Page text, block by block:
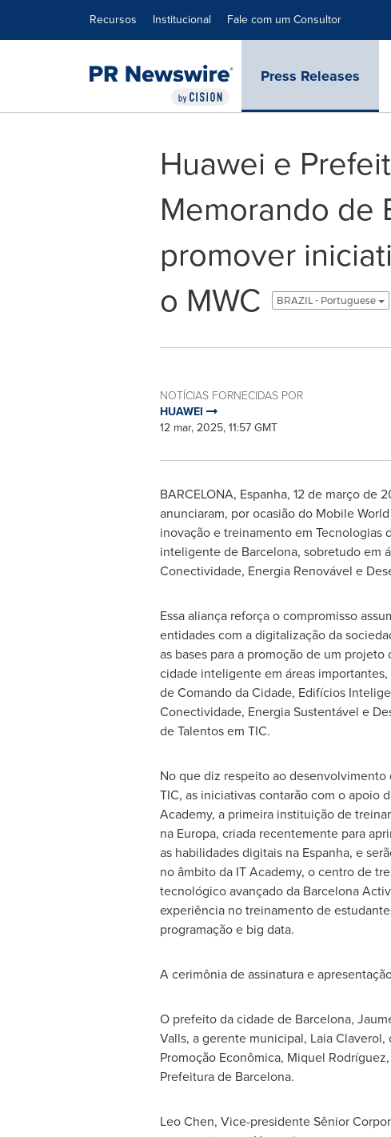
Recursos Institucional Fale com um Consultor
Press Releases
Huawei e
Memorando de
promover
o MWC
BRAZIL - Portuguese
NOTÍCIAS FORNECIDAS POR
HUAWEI
12 mar, 2025, 11:57 GMT
BARCELONA, Espanha, 12 de março de
anunciaram, por ocasião do Mobile
inovação e treinamento em Tecnologias
inteligente de Barcelona, sobretudo em
Conectividade, Energia Renovável e
Essa aliança reforça o compromisso
entidades com a digitalização da
as bases para a promoção de um
cidade inteligente em áreas
de Comando da Cidade, Edifícios
Conectividade, Energia Sustentável e
de Talentos em TIC.
No que diz respeito ao desenvolvimento
TIC, as iniciativas contarão com o apoio
Academy, a primeira instituição de
na Europa, criada recentemente para
as habilidades digitais na Espanha, e
no âmbito da IT Academy, o centro de
tecnológico avançado da Barcelona
experiência no treinamento de
programação e big data.
A cerimônia de assinatura e
O prefeito da cidade de Barcelona,
Valls, a gerente municipal, Laia Claverol,
Promoção Econômica, Miquel
Prefeitura de Barcelona.
Leo Chen, Vice-presidente Sênior